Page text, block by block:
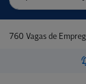
760 Vagas de Emprego